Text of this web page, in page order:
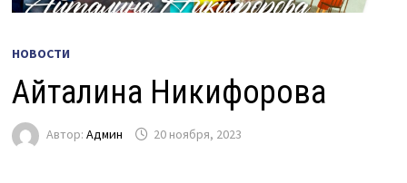
НОВОСТИ
Айталина Никифорова
Автор: Админ 20 ноября, 2023